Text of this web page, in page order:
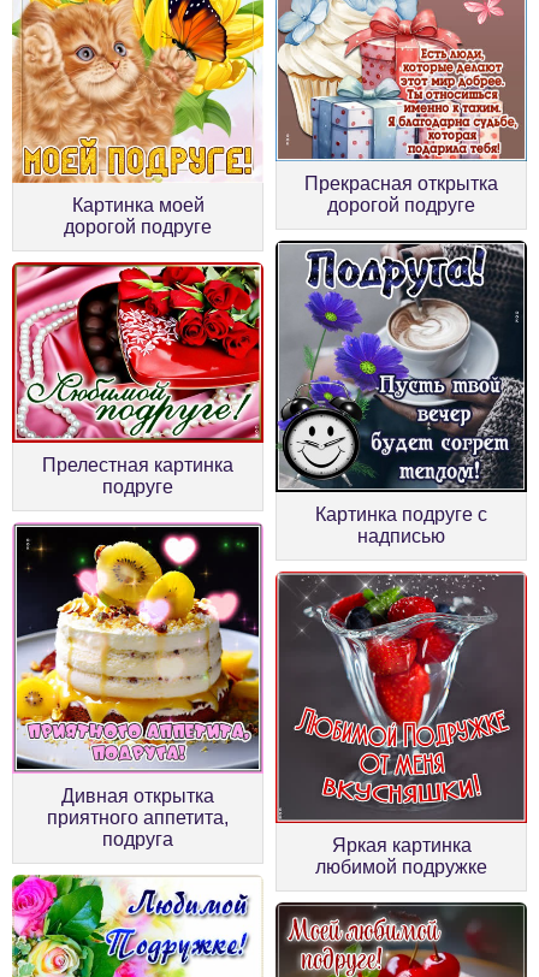
Картинка моей
дорогой подруге
Прекрасная открытка
дорогой подруге
Прелестная картинка
подруге
Картинка подруге с
надписью
Дивная открытка
приятного аппетита,
подруга
Яркая картинка
любимой подружке